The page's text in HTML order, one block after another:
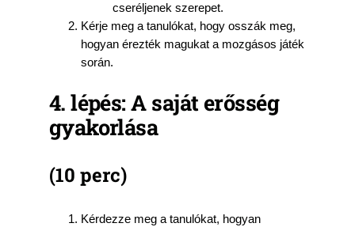
cseréljenek szerepet.
Kérje meg a tanulókat, hogy osszák meg,
hogyan érezték magukat a mozgásos játék
során.
4. lépés: A saját erősség
gyakorlása
(10 perc)
Kérdezze meg a tanulókat, hogyan